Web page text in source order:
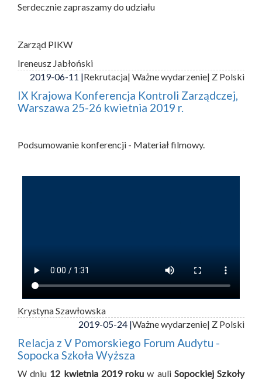
Serdecznie zapraszamy do udziału
Zarząd PIKW
Ireneusz Jabłoński
2019-06-11 |Rekrutacja| Ważne wydarzenie| Z Polski
IX Krajowa Konferencja Kontroli Zarządczej,
Warszawa 25-26 kwietnia 2019 r.
Podsumowanie konferencji - Materiał filmowy.
Krystyna Szawłowska
2019-05-24 |Ważne wydarzenie| Z Polski
Relacja z V Pomorskiego Forum Audytu -
Sopocka Szkoła Wyższa
W dniu 12 kwietnia 2019 roku w auli Sopockiej Szkoły